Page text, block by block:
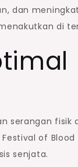
dan
di
serangan fisik
of
senjata.